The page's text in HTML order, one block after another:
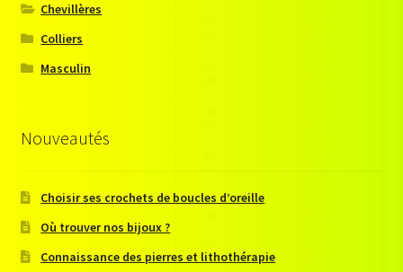
Chevillères
Colliers
Masculin
Nouveautés
Choisir ses crochets de boucles d’oreille
Où trouver nos bijoux ?
Connaissance des pierres et lithothérapie